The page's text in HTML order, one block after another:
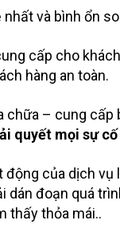
nhất và bình ổn
cấp cho
hàng an toàn.
chữa – cung
quyết mọi sự
động của dịch
dán đoạn quá
thấy thỏa mái..